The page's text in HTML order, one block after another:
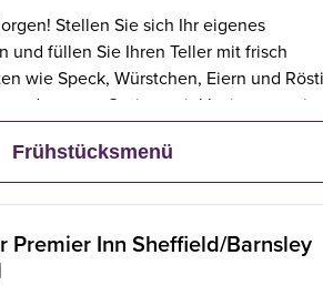
Stellen Sie sich Ihr eigenes
und füllen Sie Ihren Teller mit frisch
wie Speck, Würstchen, Eiern und
und vegane Optionen inklusive – sowie
wie Obst, Müsli und frischem
Erwachsener ein Premier Inn-
zu zwei Kinder kostenlos mit.**
Frühstücksmenü
Premier Inn Sheffield/Barnsley